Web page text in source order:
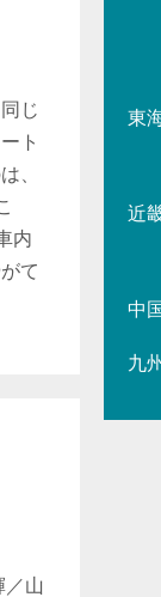
じ
ト
、
内
て
／山
東
近
中
九州